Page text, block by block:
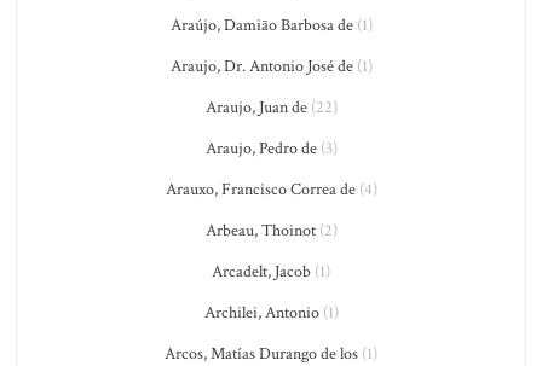
Araújo, Damião Barbosa de(1)
Araujo, Dr. Antonio José de(1)
Araujo, Juan de(22)
Araujo, Pedro de(3)
Arauxo, Francisco Correa de(4)
Arbeau, Thoinot(2)
Arcadelt, Jacob (1)
Archilei, Antonio(1)
Arcos, Matías Durango de los (1)